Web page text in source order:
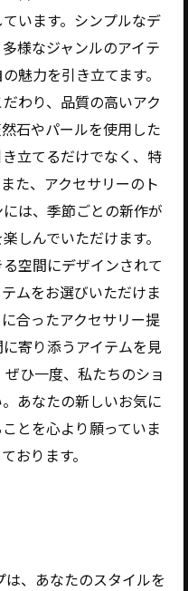
います。シンプルなデ
様なジャンルのアイテ
魅力を引き立てます。
わり、品質の高いアク
石やパールを使用した
立てるだけでなく、特
た、アクセサリーのト
は、季節ごとの新作が
しんでいただけます。
空間にデザインされて
ムをお選びいただけま
合ったアクセサリー提
寄り添うアイテムを見
ひ一度、私たちのショ
あなたの新しいお気に
とを心より願っていま
おります。
、あなたのスタイルを